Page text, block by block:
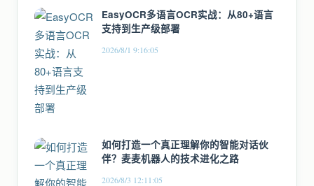
EasyOCR多语言OCR实战：从80+语言
支持到生产级部署
2026/8/1 9:16:05
如何打造一个真正理解你的智能对话伙
伴？麦麦机器人的技术进化之路
2026/8/3 12:11:05